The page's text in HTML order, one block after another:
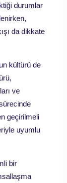
durumlar
da dikkate
kültürü de
ve
geçirilmeli
uyumlu
bir